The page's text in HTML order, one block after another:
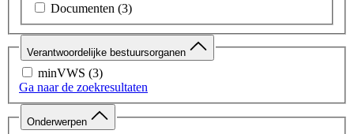
Documenten (3)
Verantwoordelijke bestuursorganen
minVWS (3)
Ga naar de zoekresultaten
Onderwerpen